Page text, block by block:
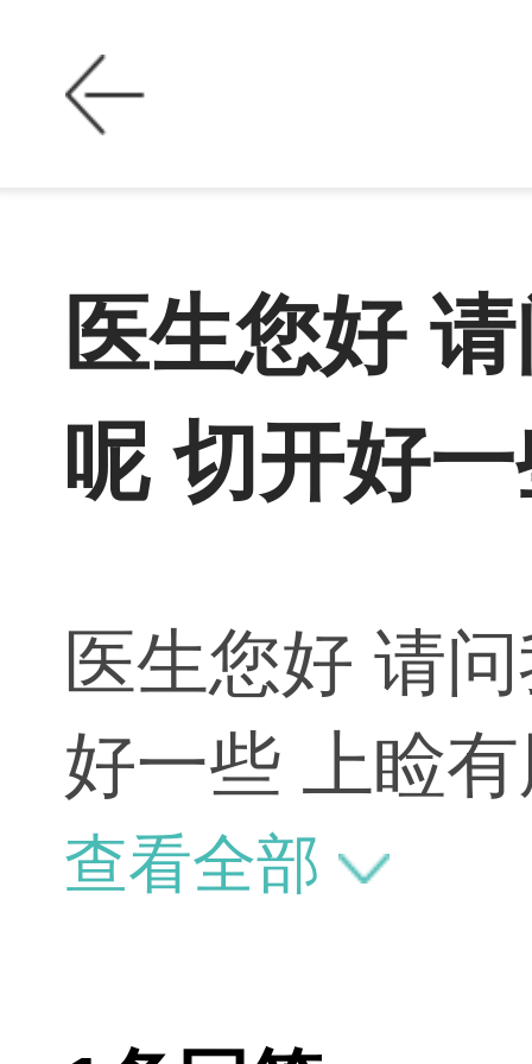
医生您好
呢 切开好
医生您好 请
好一些 上睑
查看全部